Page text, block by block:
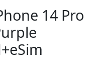
14 Pro